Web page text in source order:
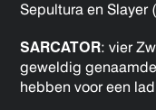
Sepultura en Slayer
SARCATOR: vier
geweldig
hebben voor een